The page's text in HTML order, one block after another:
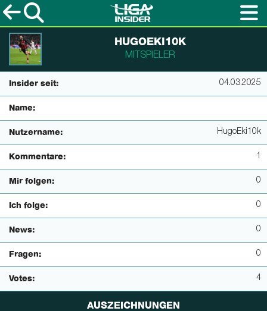
HUGOEKI10K
MITSPIELER
Insider seit: 04.03.2025
Name:
Nutzername: HugoEki10k
Kommentare: 1
Mir folgen: 0
Ich folge: 0
News: 0
Fragen: 0
Votes: 4
AUSZEICHNUNGEN